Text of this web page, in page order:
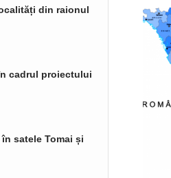
din raionul
cadrul proiectului
satele Tomai și